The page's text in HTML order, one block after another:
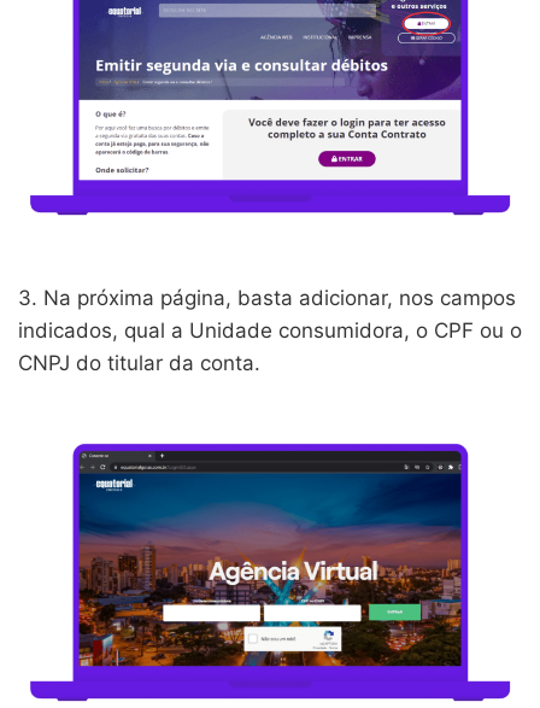
3. Na próxima página, basta adicionar, nos campos
indicados, qual a Unidade consumidora, o CPF ou o
CNPJ do titular da conta.